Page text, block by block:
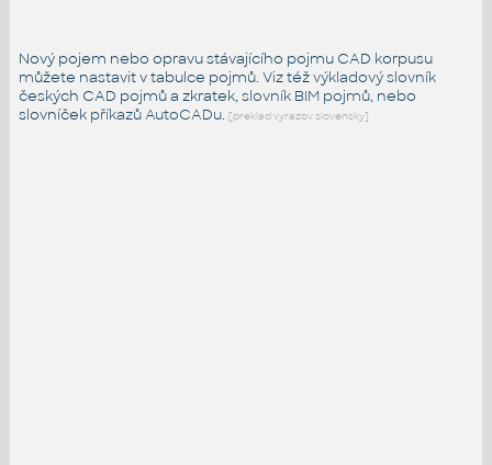
Nový pojem nebo opravu stávajícího pojmu CAD korpusu
můžete nastavit v tabulce pojmů. Viz téžvýkladový slovník
českých CAD pojmů a zkratek,slovník BIM pojmů, nebo
slovníček příkazů AutoCADu. [preklad vyrazov slovensky]